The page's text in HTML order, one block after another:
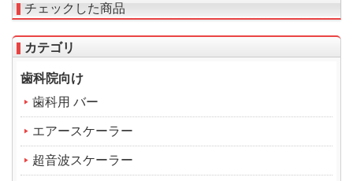
チェックした商品
カテゴリ
歯科院向け
歯科用 バー
エアースケーラー
超音波スケーラー